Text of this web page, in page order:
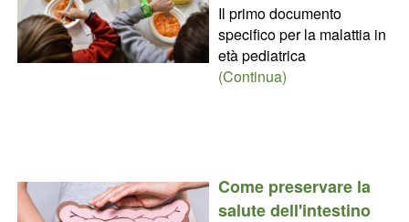
Il primo documento
specifico per la malattia in
età pediatrica
(Continua)
Come preservare la
salute dell'intestino